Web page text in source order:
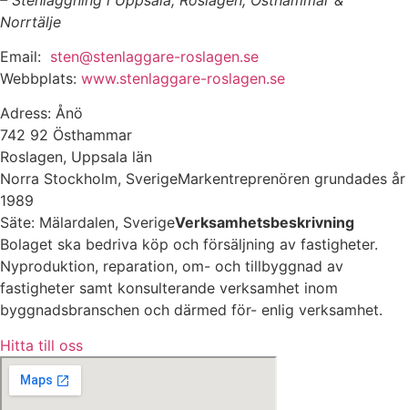
Norrtälje
Email: sten@stenlaggare-roslagen.se
Webbplats: www.stenlaggare-roslagen.se
Adress: Ånö
742 92 Östhammar
Roslagen, Uppsala län
Norra Stockholm, SverigeMarkentreprenören grundades år
1989
Säte: Mälardalen, SverigeVerksamhetsbeskrivning
Bolaget ska bedriva köp och försäljning av fastigheter.
Nyproduktion, reparation, om- och tillbyggnad av
fastigheter samt konsulterande verksamhet inom
byggnadsbranschen och därmed för- enlig verksamhet.
Hitta till oss